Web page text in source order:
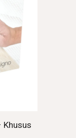
Khusus